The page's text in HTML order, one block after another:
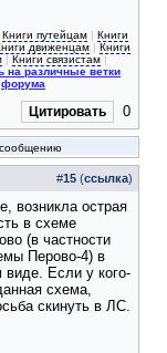
Книги путейцам| Книги
движенцам | Книги
| Книги связистам|
на различные ветки
форума
Цитировать 0
#15 (ссылка)
возникла острая
в схеме
(в частности
Перово-4) в
виде. Если у кого-
схема,
скинуть в ЛС.